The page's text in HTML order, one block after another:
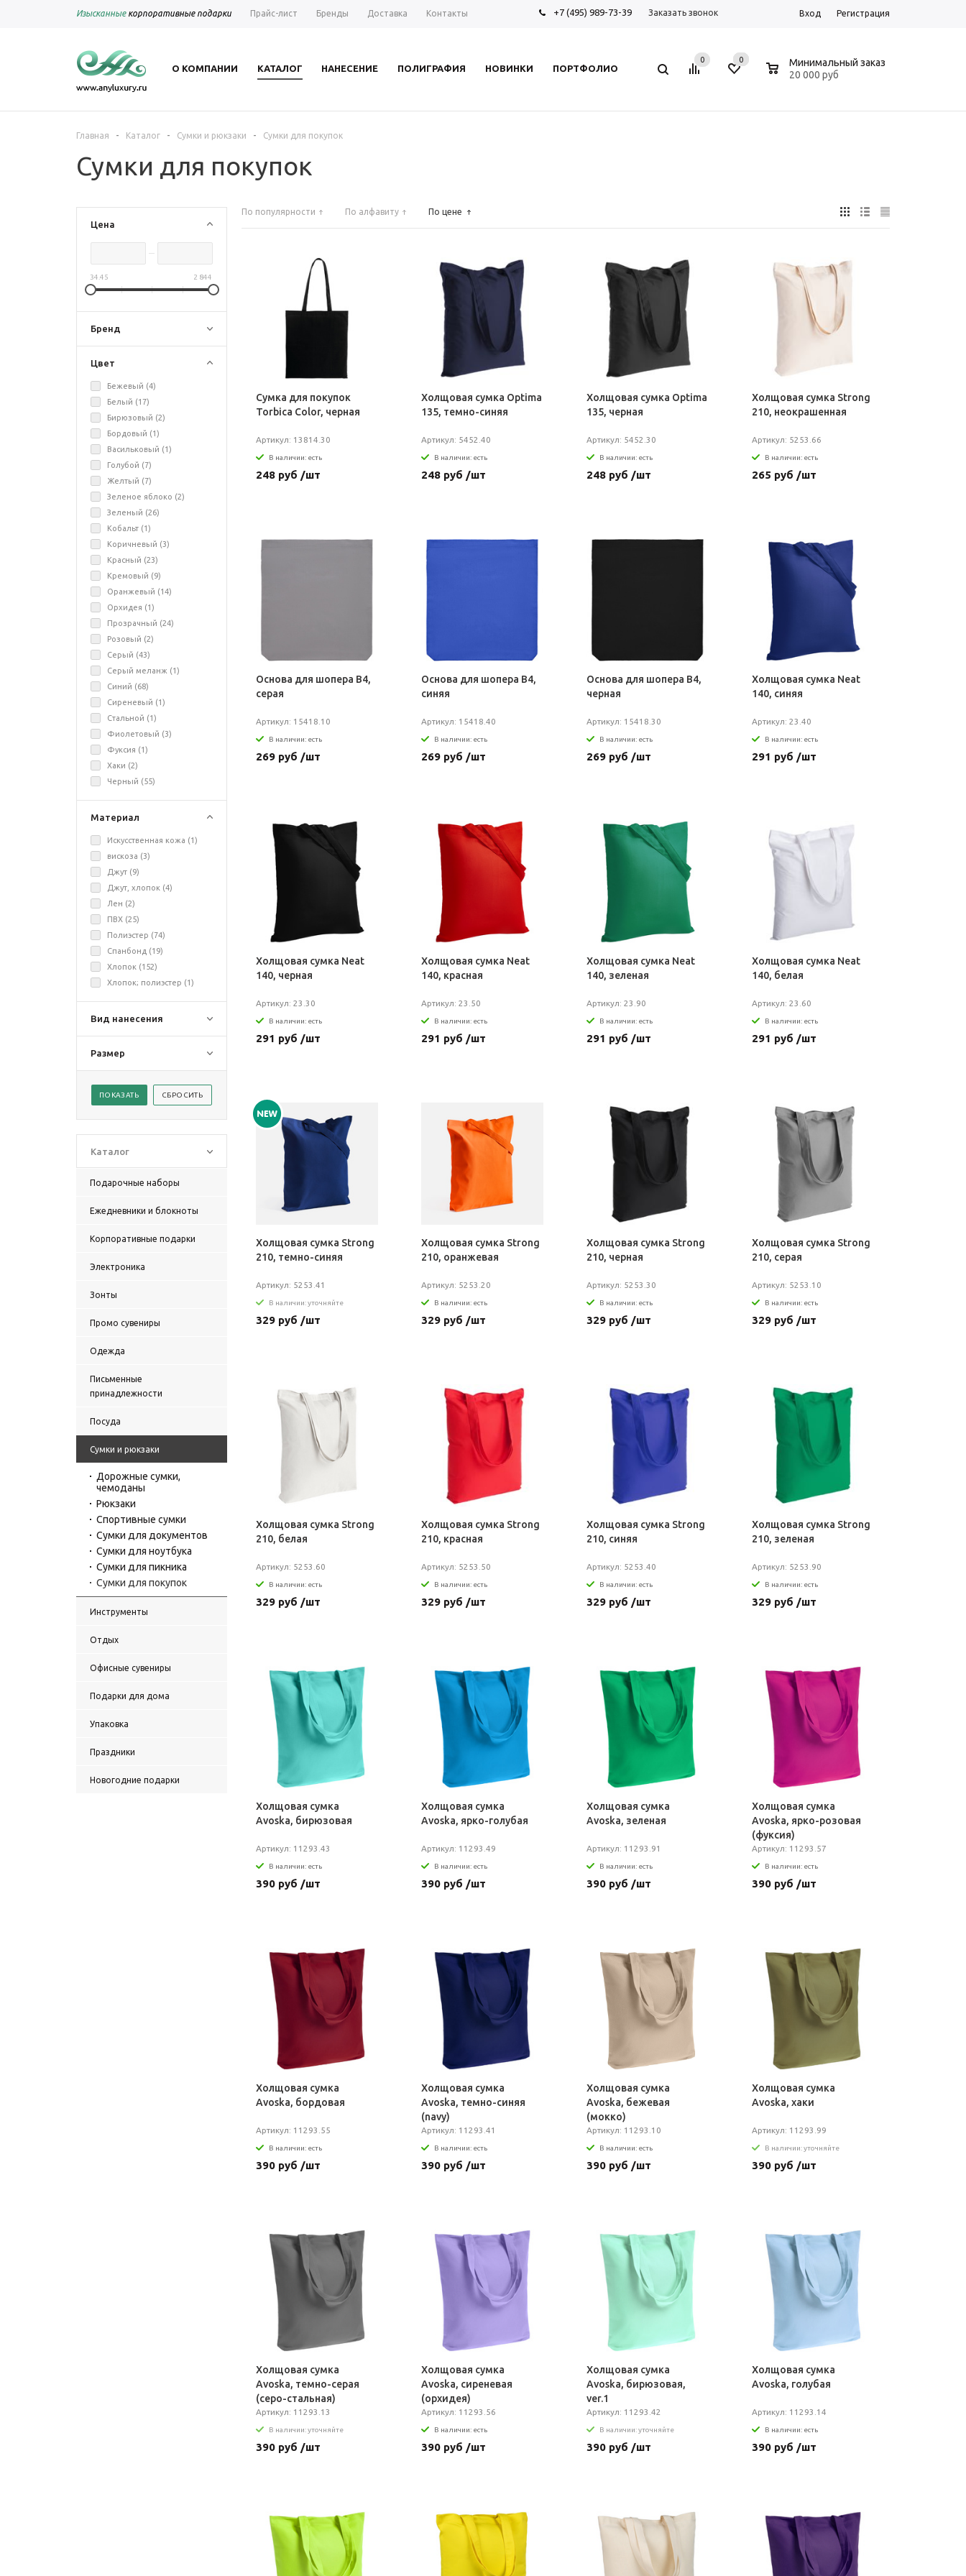
Изысканныекорпоративные подарки Прайс-лист Бренды Доставка Контакты +7 (495) 989-73-39 Заказать звонок Вход Регистрация
О КОМПАНИИ КАТАЛОГ НАНЕСЕНИЕ ПОЛИГРАФИЯ НОВИНКИ ПОРТФОЛИО
0 0
Минимальный заказ
20 000 руб
Главная - Каталог - Сумки и рюкзаки - Сумки для покупок
Сумки для покупок
Цена
34.45 2 844
Бренд
Цвет
Бежевый (4)
Белый (17)
Бирюзовый (2)
Бордовый (1)
Васильковый (1)
Голубой (7)
Желтый (7)
Зеленое яблоко (2)
Зеленый (26)
Кобальт (1)
Коричневый (3)
Красный (23)
Кремовый (9)
Оранжевый (14)
Орхидея (1)
Прозрачный (24)
Розовый (2)
Серый (43)
Серый меланж (1)
Синий (68)
Сиреневый (1)
Стальной (1)
Фиолетовый (3)
Фуксия (1)
Хаки (2)
Черный (55)
Материал
Искусственная кожа (1)
вискоза (3)
Джут (9)
Джут, хлопок (4)
Лен (2)
ПВХ (25)
Полиэстер (74)
Спанбонд (19)
Хлопок (152)
Хлопок; полиэстер (1)
Вид нанесения
Размер
Каталог
Подарочные наборы
Ежедневники и блокноты
Корпоративные подарки
Электроника
Зонты
Промо сувениры
Одежда
Письменные
принадлежности
Посуда
Сумки и рюкзаки
Дорожные сумки,
чемоданы
Рюкзаки
Спортивные сумки
Сумки для документов
Сумки для ноутбука
Сумки для пикника
Сумки для покупок
Инструменты
Отдых
Офисные сувениры
Подарки для дома
Упаковка
Праздники
Новогодние подарки
По популярности По алфавиту По цене
Сумка для покупок
Torbica Color, черная
Артикул: 13814.30
В наличии: есть
248 руб /шт
Холщовая сумка Optima
135, темно-синяя
Артикул: 5452.40
В наличии: есть
248 руб /шт
Холщовая сумка Optima
135, черная
Артикул: 5452.30
В наличии: есть
248 руб /шт
Холщовая сумка Strong
210, неокрашенная
Артикул: 5253.66
В наличии: есть
265 руб /шт
Основа для шопера B4,
серая
Артикул: 15418.10
В наличии: есть
269 руб /шт
Основа для шопера B4,
синяя
Артикул: 15418.40
В наличии: есть
269 руб /шт
Основа для шопера B4,
черная
Артикул: 15418.30
В наличии: есть
269 руб /шт
Холщовая сумка Neat
140, синяя
Артикул: 23.40
В наличии: есть
291 руб /шт
Холщовая сумка Neat
140, черная
Артикул: 23.30
В наличии: есть
291 руб /шт
Холщовая сумка Neat
140, красная
Артикул: 23.50
В наличии: есть
291 руб /шт
Холщовая сумка Neat
140, зеленая
Артикул: 23.90
В наличии: есть
291 руб /шт
Холщовая сумка Neat
140, белая
Артикул: 23.60
В наличии: есть
291 руб /шт
Холщовая сумка Strong
210, темно-синяя
Артикул: 5253.41
В наличии: уточняйте
329 руб /шт
Холщовая сумка Strong
210, оранжевая
Артикул: 5253.20
В наличии: есть
329 руб /шт
Холщовая сумка Strong
210, черная
Артикул: 5253.30
В наличии: есть
329 руб /шт
Холщовая сумка Strong
210, серая
Артикул: 5253.10
В наличии: есть
329 руб /шт
Холщовая сумка Strong
210, белая
Артикул: 5253.60
В наличии: есть
329 руб /шт
Холщовая сумка Strong
210, красная
Артикул: 5253.50
В наличии: есть
329 руб /шт
Холщовая сумка Strong
210, синяя
Артикул: 5253.40
В наличии: есть
329 руб /шт
Холщовая сумка Strong
210, зеленая
Артикул: 5253.90
В наличии: есть
329 руб /шт
Холщовая сумка
Avoska, бирюзовая
Артикул: 11293.43
В наличии: есть
390 руб /шт
Холщовая сумка
Avoska, ярко-голубая
Артикул: 11293.49
В наличии: есть
390 руб /шт
Холщовая сумка
Avoska, зеленая
Артикул: 11293.91
В наличии: есть
390 руб /шт
Холщовая сумка
Avoska, ярко-розовая
(фуксия)
Артикул: 11293.57
В наличии: есть
390 руб /шт
Холщовая сумка
Avoska, бордовая
Артикул: 11293.55
В наличии: есть
390 руб /шт
Холщовая сумка
Avoska, темно-синяя
(navy)
Артикул: 11293.41
В наличии: есть
390 руб /шт
Холщовая сумка
Avoska, бежевая
(мокко)
Артикул: 11293.10
В наличии: есть
390 руб /шт
Холщовая сумка
Avoska, хаки
Артикул: 11293.99
В наличии: уточняйте
390 руб /шт
Холщовая сумка
Avoska, темно-серая
(серо-стальная)
Артикул: 11293.13
В наличии: уточняйте
390 руб /шт
Холщовая сумка
Avoska, сиреневая
(орхидея)
Артикул: 11293.56
В наличии: есть
390 руб /шт
Холщовая сумка
Avoska, бирюзовая,
ver.1
Артикул: 11293.42
В наличии: уточняйте
390 руб /шт
Холщовая сумка
Avoska, голубая
Артикул: 11293.14
В наличии: есть
390 руб /шт